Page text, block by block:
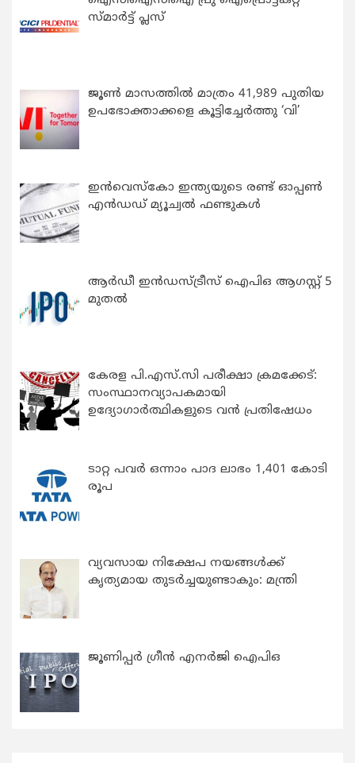
സ്മാർട്ട് പ്ലസ്
ജൂൺ മാസത്തിൽ മാത്രം 41,989 പുതിയ
ഉപഭോക്താക്കളെ കൂട്ടിച്ചേർത്തു ‘വി’
ഇന്‍വെസ്കോ ഇന്ത്യയുടെ രണ്ട് ഓപ്പണ്‍
എന്‍ഡഡ് മ്യൂച്വല്‍ ഫണ്ടുകള്‍
ആർഡീ ഇൻഡസ്ട്രീസ് ഐപിഒ ആഗസ്റ്റ് 5
മുതൽ
കേരള പി.എസ്.സി പരീക്ഷാ ക്രമക്കേട്:
സംസ്ഥാനവ്യാപകമായി
ഉദ്യോഗാര്‍ത്ഥികളുടെ വന്‍ പ്രതിഷേധം
ടാറ്റ പവർ ഒന്നാം പാദ ലാഭം 1,401 കോടി
രൂപ
വ്യവസായ നിക്ഷേപ നയങ്ങള്‍ക്ക്
കൃത്യമായ തുടര്‍ച്ചയുണ്ടാകും: മന്ത്രി
ജൂണിപ്പർ ഗ്രീൻ എനർജി ഐപിഒ